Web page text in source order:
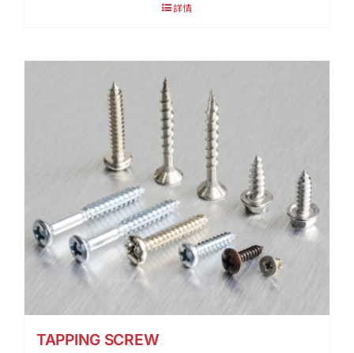
詳情
TAPPING SCREW